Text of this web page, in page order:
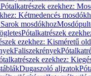
Pótalkatrészek ezekhez:
Kétmedencés
mosdókhoz
Pótalkatrészek
ezekhez: Kisméretű
Faliszekrények
ezekhez:
Dugaszoló aljzatok